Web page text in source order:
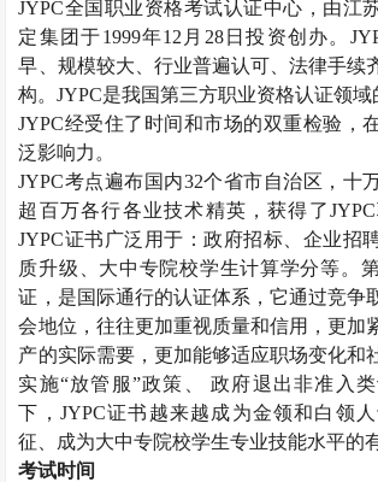
JYPC全国职业资格考试认证中心，由江
定集团于1999年12月28日投资创办。
早、规模较大、行业普遍认可、法律手续
构。JYPC是我国第三方职业资格认证领域
JYPC经受住了时间和市场的双重检验，
泛影响力。
JYPC考点遍布国内32个省市自治区，十
超百万各行各业技术精英，获得了JYPC
JYPC证书广泛用于：政府招标、企业招
质升级、大中专院校学生计算学分等。
证，是国际通行的认证体系，它通过竞争
会地位，往往更加重视质量和信用，更加
产的实际需要，更加能够适应职场变化和
实施“放管服”政策、 政府退出非准入
下，JYPC证书越来越成为金领和白领
征、成为大中专院校学生专业技能水平的
考试时间